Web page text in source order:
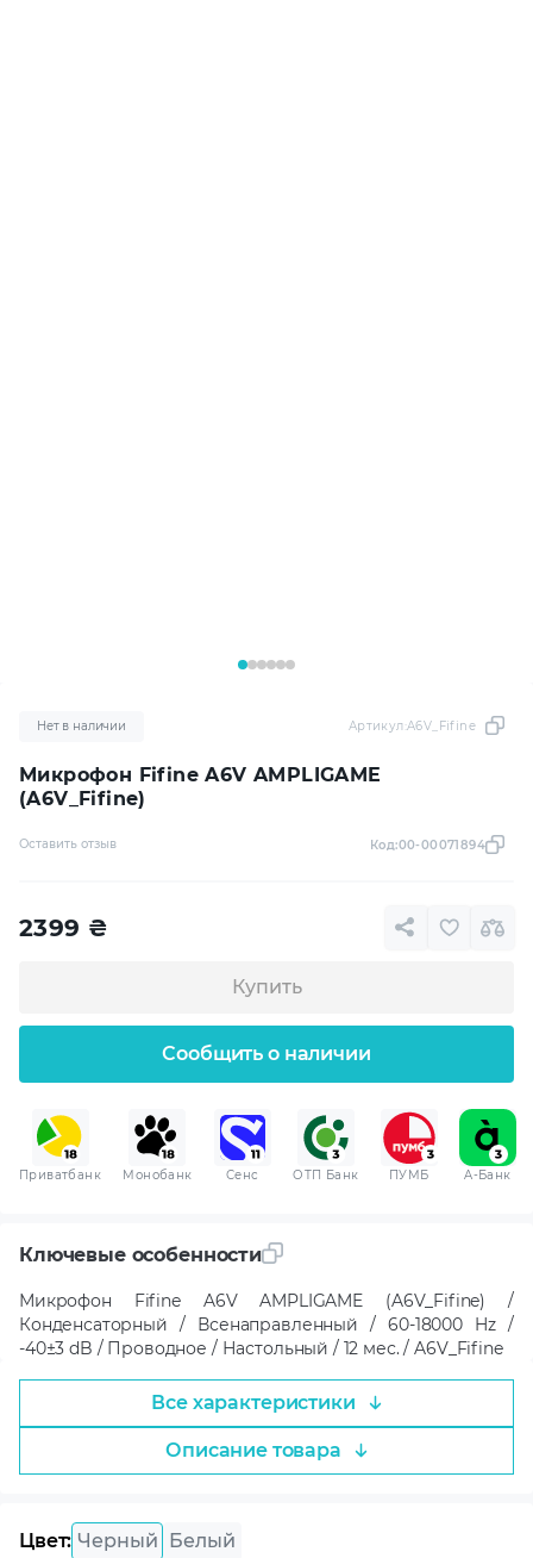
Микрофон Fifine A6V AMPLIGAME
(A6V_Fifine)
Нет в наличии Артикул:A6V_Fifine
Оставить отзыв Код:00-00071894
2399 ₴
Купить
Сообщить о наличии
Приватбанк Монобанк Сенс ОТП Банк ПУМБ A-Банк
Ключевые особенности
Микрофон Fifine A6V AMPLIGAME (A6V_Fifine) /
Конденсаторный / Всенаправленный / 60-18000 Hz /
-40±3 dB / Проводное / Настольный / 12 мес. / A6V_Fifine
Все характеристики
Описание товара
Цвет: Черный Белый